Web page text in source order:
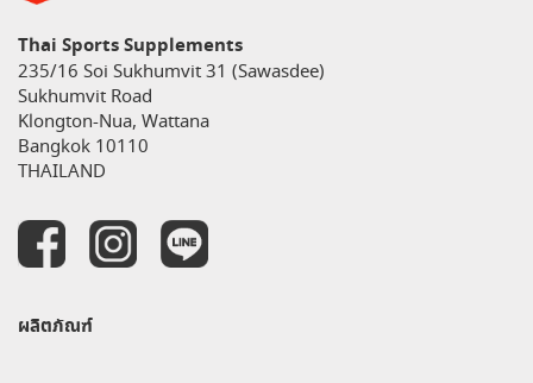
Thai Sports Supplements
235/16 Soi Sukhumvit 31 (Sawasdee)
Sukhumvit Road
Klongton-Nua, Wattana
Bangkok 10110
THAILAND
ผลิตภัณฑ์